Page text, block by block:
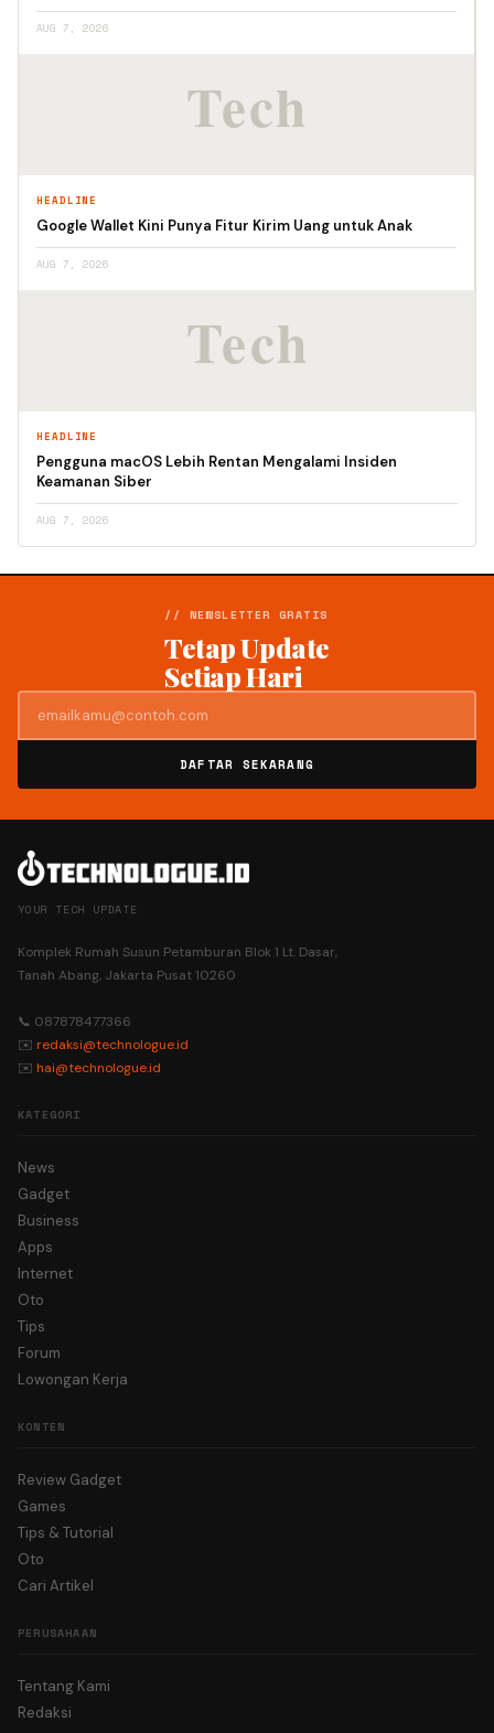
AUG 7, 2026
HEADLINE
Google Wallet Kini Punya Fitur Kirim Uang untuk Anak
AUG 7, 2026
HEADLINE
Pengguna macOS Lebih Rentan Mengalami Insiden
Keamanan Siber
AUG 7, 2026
// NEWSLETTER GRATIS
Tetap Update
Setiap Hari
DAFTAR SEKARANG
YOUR TECH UPDATE
Komplek Rumah Susun Petamburan Blok 1 Lt. Dasar,
Tanah Abang, Jakarta Pusat 10260
📞 087878477366
✉️ redaksi@technologue.id
✉️ hai@technologue.id
KATEGORI
News
Gadget
Business
Apps
Internet
Oto
Tips
Forum
Lowongan Kerja
KONTEN
Review Gadget
Games
Tips & Tutorial
Oto
Cari Artikel
PERUSAHAAN
Tentang Kami
Redaksi